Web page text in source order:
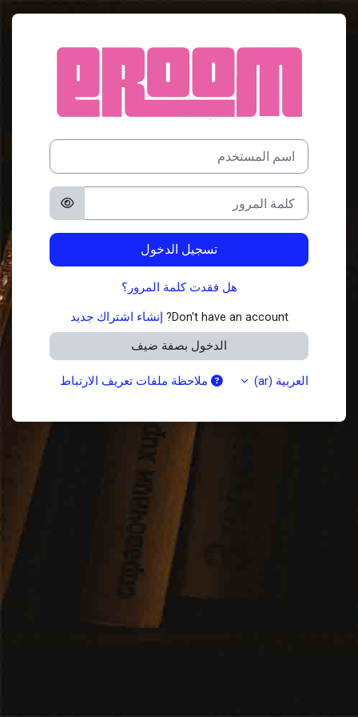
الدخول إلى eRoom
تخطى لتنشيء حسابًا جديدًا
اسم المستخدم
كلمة المرور
تسجيل الدخول
هل فقدت كلمة المرور؟
Don't have an account?
إنشاء اشتراك جديد
الدخول بصفة ضيف
العربية ‎(ar)‎ ملاحظة ملفات تعريف الارتباط